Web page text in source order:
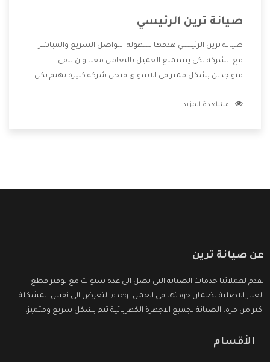
صيانة ترين الرئيسي
صيانة ترين الرئيسي هدفها سهولة التواصل السريع والمباشر
مع الشركة لكى يستمتع العميل بالتعامل معنا وان نبقى
متواجدين بشكل مميز فى الاسواق فنحن شركة كبيرة نهتم بكل
الشركة بها والتى تكون منها خدمة الصيانة التى تكون من أهم
مشاهدة المزيد
عن صيانة ترين
نقدم لعملائنا خدمات الصيانة التى تصل الى عدة سنوات مع توفير قطع
الغيار الاصلية لضمان جودتها فى العمل، وعدم التعرض الى نفس المشكلة
اكثر من مرة، الصيانة لجميع الاجهزة الكهربائية تتم بشكل سريع ومتميز.
الأقسام